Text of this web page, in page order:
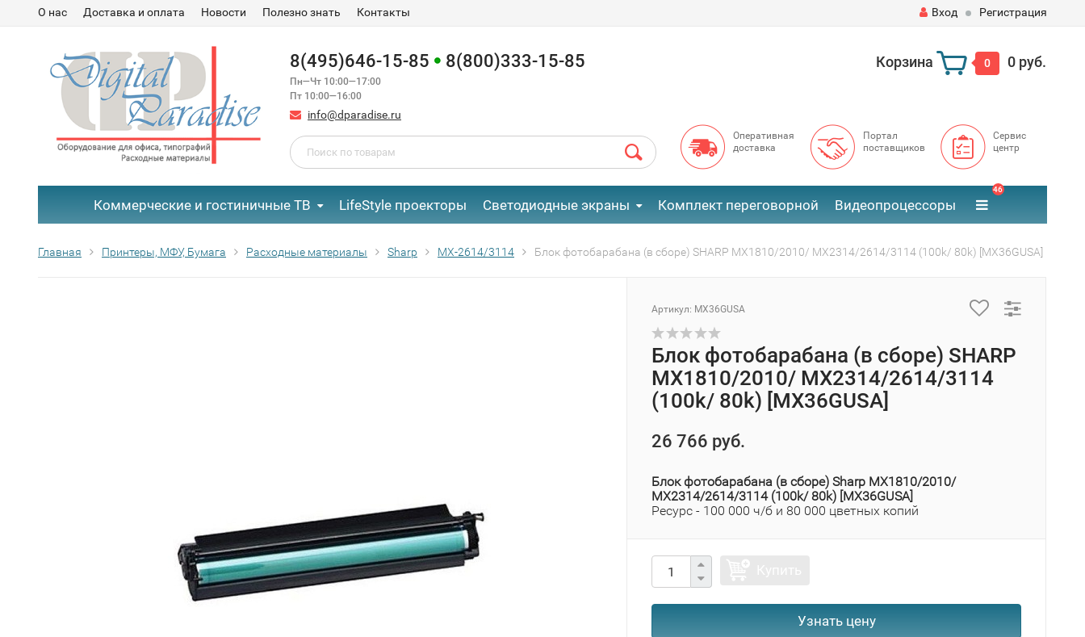
О нас Доставка и оплата Новости Полезно знать Контакты Вход Регистрация
8(495)646-15-85 8(800)333-15-85
Пн—Чт 10:00—17:00
Пт 10:00—16:00
info@dparadise.ru
Корзина 0 0 руб.
Оперативная
доставка
Портал
поставщиков
Сервис
центр
Коммерческие и гостиничные ТВ LifeStyle проекторы Светодиодные экраны Комплект переговорной Видеопроцессоры
46
Главная Принтеры, МФУ, Бумага Расходные материалы Sharp MX-2614/3114 Блок фотобарабана (в сборе) SHARP MX1810/2010/ MX2314/2614/3114 (100k/ 80k) [MX36GUSA]
Артикул: MX36GUSA
Блок фотобарабана (в сборе) SHARP
MX1810/2010/ MX2314/2614/3114
(100k/ 80k) [MX36GUSA]
26 766 руб.
Блок фотобарабана (в сборе) Sharp MX1810/2010/
MX2314/2614/3114 (100k/ 80k) [MX36GUSA]
Ресурс - 100 000 ч/б и 80 000 цветных копий
Узнать цену